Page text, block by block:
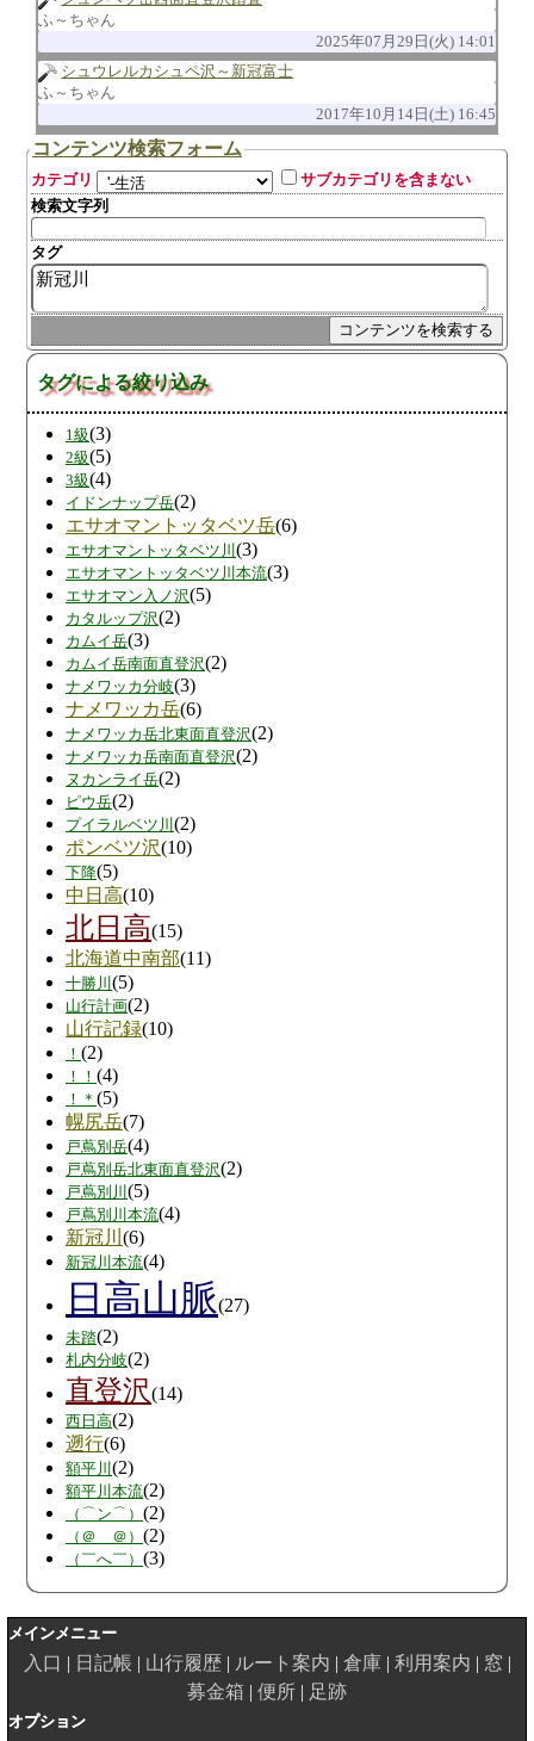
ふ～ちゃん
2025年07月29日(火) 14:01
シュウレルカシュペ沢～新冠富士
ふ～ちゃん
2017年10月14日(土) 16:45
コンテンツ検索フォーム
カテゴリ
サブカテゴリを含まない
検索文字列
タグ
タグによる絞り込み
1級(3)
2級(5)
3級(4)
イドンナップ岳(2)
エサオマントッタベツ岳(6)
エサオマントッタベツ川 (3)
エサオマントッタベツ川本流(3)
エサオマン入ノ沢(5)
カタルップ沢(2)
カムイ岳(3)
カムイ岳南面直登沢(2)
ナメワッカ分岐(3)
ナメワッカ岳(6)
ナメワッカ岳北東面直登沢(2)
ナメワッカ岳南面直登沢(2)
ヌカンライ岳(2)
ピウ岳(2)
プイラルベツ川 (2)
ポンベツ沢(10)
下降(5)
中日高(10)
北日高(15)
北海道中南部(11)
十勝川 (5)
山行計画(2)
山行記録(10)
！ (2)
！！ (4)
！＊ (5)
幌尻岳(7)
戸蔦別岳(4)
戸蔦別岳北東面直登沢(2)
戸蔦別川 (5)
戸蔦別川本流(4)
新冠川 (6)
新冠川本流(4)
日高山脈(27)
未踏(2)
札内分岐(2)
直登沢(14)
西日高(2)
遡行(6)
額平川 (2)
額平川本流(2)
（⌒ン⌒） (2)
（＠＿＠） (2)
（￣へ￣） (3)
メインメニュー
入口 日記帳 山行履歴 ルート案内 倉庫 利用案内
窓
募金箱
便所 足跡
オプション